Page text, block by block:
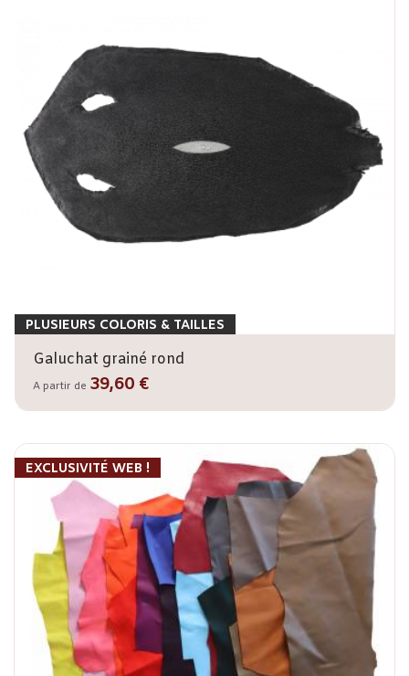
PLUSIEURS COLORIS & TAILLES
Galuchat grainé rond
A partir de 39,60 €
EXCLUSIVITÉ WEB !